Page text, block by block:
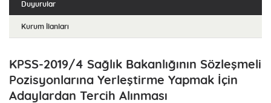
Duyurular
Kurum İlanları
KPSS-2019/4 Sağlık Bakanlığının Sözleşmeli
Pozisyonlarına Yerleştirme Yapmak İçin
Adaylardan Tercih Alınması